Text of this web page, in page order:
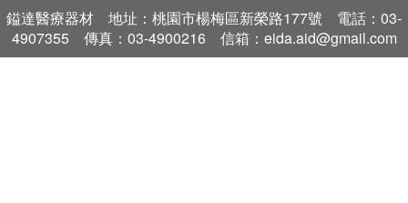
鎰達醫療器材 地址：桃園市楊梅區新榮路177號 電話：03-
4907355 傳真：03-4900216 信箱：eida.aid@gmail.com